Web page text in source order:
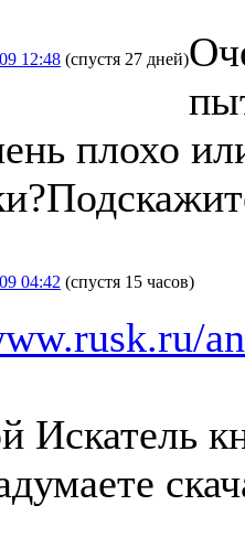
12:48 (спустя 27 дней)
плохо
04:42 (спустя 15 часов)
Искатель